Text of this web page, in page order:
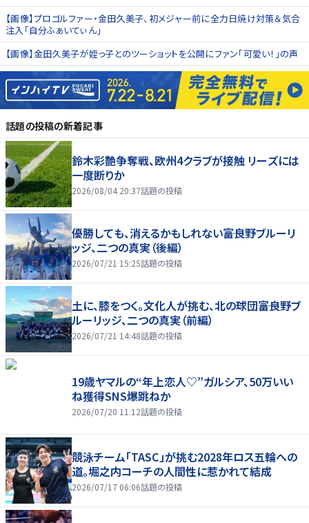
【画像】プロゴルファー・金田久美子、初メジャー前に全力日焼け対策＆気合
注入「自分ふぁいてぃん」
【画像】金田久美子が姪っ子とのツーショットを公開にファン「可愛い！」の声
話題の投稿の新着記事
鈴木彩艶争奪戦、欧州4クラブが接触 リーズには
一度断りか
2026/08/04 20:37話題の投稿
優勝しても、消えるかもしれない――富良野ブルーリ
ッジ、二つの真実（後編）
2026/07/21 15:25話題の投稿
土に、膝をつく。文化人が挑む、北の球団――富良野ブ
ルーリッジ、二つの真実（前編）
2026/07/21 14:48話題の投稿
19歳ヤマルの“年上恋人♡”ガルシア、50万いい
ね獲得SNS爆跳ねか
2026/07/20 11:12話題の投稿
競泳チーム「TASC」が挑む2028年ロス五輪への
道。堀之内コーチの人間性に惹かれて結成
2026/07/17 06:06話題の投稿